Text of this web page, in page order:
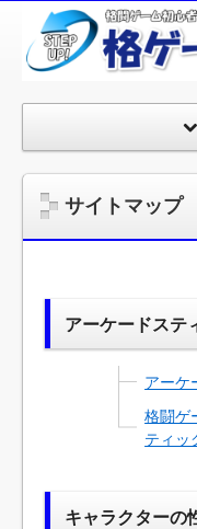
格
闘
ム
初
心サイトマップ
アーケードステ
アーケ
格闘ゲ
ティッ
キャラクターの